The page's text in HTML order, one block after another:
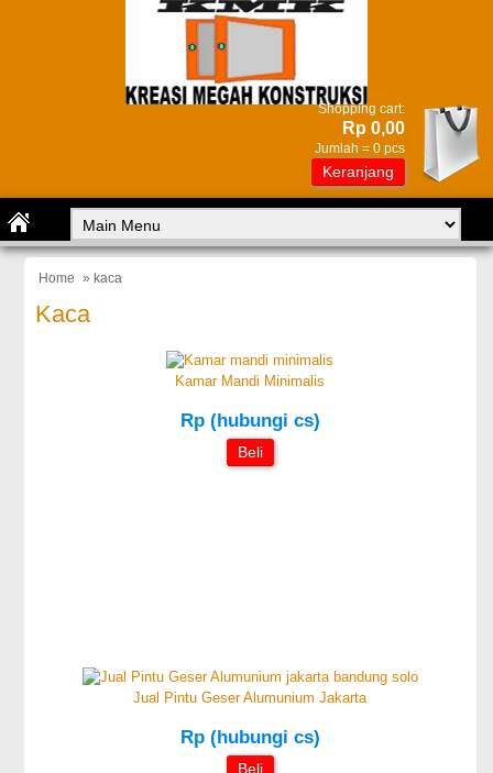
Shopping cart:
Rp 0,00
Jumlah = 0 pcs
Keranjang
Home » kaca
Kaca
Kamar Mandi Minimalis
Rp (hubungi cs)
Beli
Jual Pintu Geser Alumunium Jakarta
Rp (hubungi cs)
Beli